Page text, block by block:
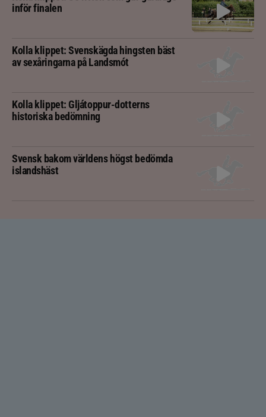
inför finalen
Kolla klippet: Svenskägda hingsten bäst
av sexåringarna på Landsmót
Kolla klippet: Gljátoppur-dotterns
historiska bedömning
Svensk bakom världens högst bedömda
islandshäst